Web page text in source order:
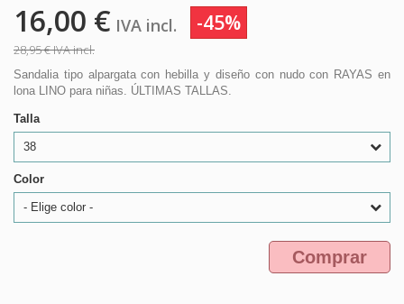
16,00 € IVA incl. -45%
28,95 €IVA incl.
Sandalia tipo alpargata con hebilla y diseño con nudo con RAYAS en
lona LINO para niñas. ÚLTIMAS TALLAS.
Talla
38
Color
- Elige color -
Comprar